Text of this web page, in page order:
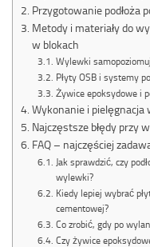
Przygotowanie podłoża
Metody i materiały do
w blokach
Wylewki
Płyty OSB i systemy
Żywice epoksydowe i
Wykonanie i pielęgnacja
Najczęstsze błędy przy
FAQ – najczęściej
Jak sprawdzić, czy
wylewki?
Kiedy lepiej wybrać
cementowej?
Co zrobić, gdy po
Czy żywice